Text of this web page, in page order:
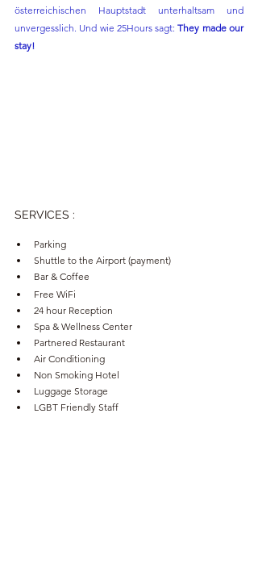
österreichischen Hauptstadt unterhaltsam und
unvergesslich. Und wie 25Hours sagt: They made our
stay!
SERVICES :
Parking
Shuttle to the Airport (payment)
Bar & Coffee
Free WiFi
24 hour Reception
Spa & Wellness Center
Partnered Restaurant
Air Conditioning
Non Smoking Hotel
Luggage Storage
LGBT Friendly Staff